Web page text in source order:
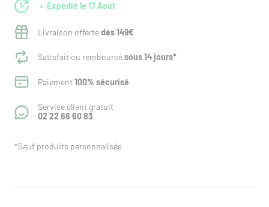
Expédié le 17 Août
Livraison offertedès 149€
Satisfait ou remboursésous 14 jours*
Paiement100% sécurisé
Service client gratuit
02 22 66 60 83
*Sauf produits personnalisés